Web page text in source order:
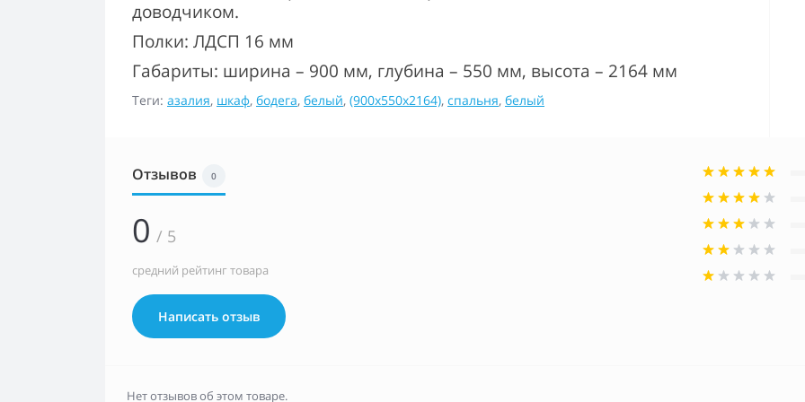
доводчиком.
Полки: ЛДСП 16 мм
Габариты: ширина – 900 мм, глубина – 550 мм, высота – 2164 мм
Теги: азалия, шкаф, бодега, белый, (900x550x2164), спальня, белый
Отзывов 0
0 / 5
средний рейтинг товара
Написать отзыв
Нет отзывов об этом товаре.